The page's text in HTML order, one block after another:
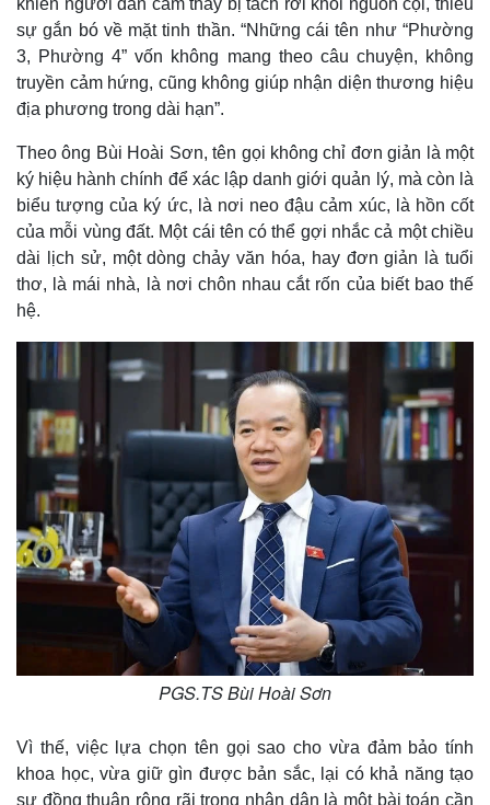
Kinh tế
Bất động sản
Khởi nghiệp
Thị trường
Giá vàng
Tiêu dùng
Tỷ giá
Chứng khoán
Giá cà phê
khiến người dân cảm thấy bị tách rời khỏi nguồn cội, thiếu
sự gắn bó về mặt tinh thần. “Những cái tên như “Phường
3, Phường 4” vốn không mang theo câu chuyện, không
truyền cảm hứng, cũng không giúp nhận diện thương hiệu
địa phương trong dài hạn”.
Theo ông Bùi Hoài Sơn, tên gọi không chỉ đơn giản là một
ký hiệu hành chính để xác lập danh giới quản lý, mà còn là
biểu tượng của ký ức, là nơi neo đậu cảm xúc, là hồn cốt
của mỗi vùng đất. Một cái tên có thể gợi nhắc cả một chiều
dài lịch sử, một dòng chảy văn hóa, hay đơn giản là tuổi
thơ, là mái nhà, là nơi chôn nhau cắt rốn của biết bao thế
hệ.
PGS.TS Bùi Hoài Sơn
Vì thế, việc lựa chọn tên gọi sao cho vừa đảm bảo tính
khoa học, vừa giữ gìn được bản sắc, lại có khả năng tạo
sự đồng thuận rộng rãi trong nhân dân là một bài toán cần